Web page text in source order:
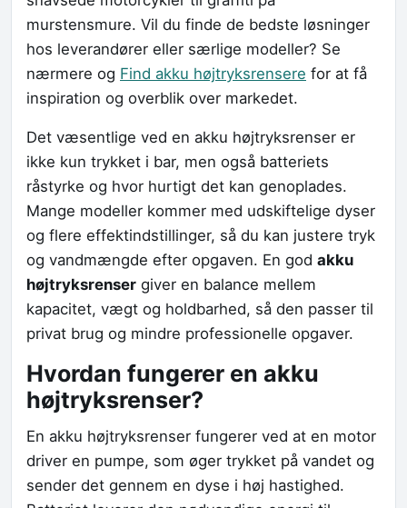
murstensmure. Vil du finde de bedste løsninger
hos leverandører eller særlige modeller? Se
nærmere og Find akku højtryksrensere for at få
inspiration og overblik over markedet.
Det væsentlige ved en akku højtryksrenser er
ikke kun trykket i bar, men også batteriets
råstyrke og hvor hurtigt det kan genoplades.
Mange modeller kommer med udskiftelige dyser
og flere effektindstillinger, så du kan justere tryk
og vandmængde efter opgaven. En god akku
højtryksrenser giver en balance mellem
kapacitet, vægt og holdbarhed, så den passer til
privat brug og mindre professionelle opgaver.
Hvordan fungerer en akku
højtryksrenser?
En akku højtryksrenser fungerer ved at en motor
driver en pumpe, som øger trykket på vandet og
sender det gennem en dyse i høj hastighed.